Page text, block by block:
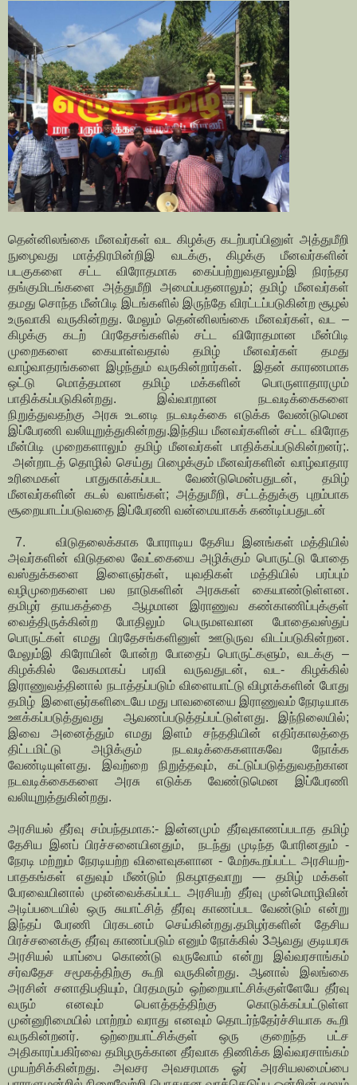
தென்னிலங்கை மீனவர்கள் வட கிழக்கு கடற்பரப்பினுள் அத்துமீறி
நுழைவது மாத்திரமின்றிஇ வடக்கு, கிழக்கு மீனவர்களின்
படகுகளை சட்ட விரோதமாக கைப்பற்றுவதாலும்இ நிரந்தர
தங்குமிடங்களை அத்துமீறி அமைப்பதனாலும்; தமிழ் மீனவர்கள்
தமது சொந்த மீன்பிடி இடங்களில் இருந்தே விரட்டப்படுகின்ற சூழல்
உருவாகி வருகின்றது. மேலும் தென்னிலங்கை மீனவர்கள், வட –
கிழக்கு கடற் பிரதேசங்களில் சட்ட விரோதமான மீன்பிடி
முறைகளை கையாள்வதால் தமிழ் மீனவர்கள் தமது
வாழ்வாதரங்களை இழந்தும் வருகின்றார்கள். இதன் காரணமாக
ஒட்டு மொத்தமான தமிழ் மக்களின் பொருளாதாரமும்
பாதிக்கப்படுகின்றது. இவ்வாறான நடவடிக்கைகளை
நிறுத்துவதற்கு அரசு உடனடி நடவடிக்கை எடுக்க வேண்டுமென
இப்பேரணி வலியுறுத்துகின்றது. இந்திய மீனவர்களின் சட்ட விரோத
மீன்பிடி முறைகளாலும் தமிழ் மீனவர்கள் பாதிக்கப்படுகின்றனர்;.
அன்றாடத் தொழில் செய்து பிழைக்கும் மீனவர்களின் வாழ்வாதார
உரிமைகள் பாதுகாக்கப்பட வேண்டுமென்பதுடன், தமிழ்
மீனவர்களின் கடல் வளங்கள்; அத்துமீறி, சட்டத்துக்கு புறம்பாக
சூறையாடப்படுவதை இப்பேரணி வன்மையாகக் கண்டிப்பதுடன்
7. விடுதலைக்காக போராடிய தேசிய இனங்கள் மத்தியில்
அவர்களின் விடுதலை வேட்கையை அழிக்கும் பொருட்டு போதை
வஸ்துக்களை இளைஞர்கள், யுவதிகள் மத்தியில் பரப்பும்
வழிமுறைகளை பல நாடுகளின் அரசுகள் கையாண்டுள்ளன.
தமிழர் தாயகத்தை ஆழமான இராணுவ கண்காணிப்புக்குள்
வைத்திருக்கின்ற போதிலும் பெருமளவான போதைவஸ்துப்
பொருட்கள் எமது பிரதேசங்களினுள் ஊடுருவ விடப்படுகின்றன.
மேலும்இ கிரோயின் போன்ற போதைப் பொருட்களும், வடக்கு –
கிழக்கில் வேகமாகப் பரவி வருவதுடன், வட- கிழக்கில்
இராணுவத்தினால் நடாத்தப்படும் விளையாட்டு விழாக்களின் போது
தமிழ் இளைஞர்களிடையே மது பாவனையை இராணுவம் நேரடியாக
ஊக்கப்படுத்துவது ஆவணப்படுத்தப்பட்டுள்ளது. இந்நிலையில்;
இவை அனைத்தும் எமது இளம் சந்ததியின் எதிர்காலத்தை
திட்டமிட்டு அழிக்கும் நடவடிக்கைகளாகவே நோக்க
வேண்டியுள்ளது. இவற்றை நிறுத்தவும், கட்டுப்படுத்துவதற்கான
நடவடிக்கைகளை அரசு எடுக்க வேண்டுமென இப்பேரணி
வலியுறுத்துகின்றது.
அரசியல் தீர்வு சம்பந்தமாக:- இன்னமும் தீர்வுகாணப்படாத தமிழ்
தேசிய இனப் பிரச்சனையினதும், நடந்து முடிந்த போரினதும் -
நேரடி மற்றும் நேரடியற்ற விளைவுகளான - மேற்கூறப்பட்ட அரசியற்-
பாதகங்கள் எதுவும் மீண்டும் நிகழாதவாறு — தமிழ் மக்கள்
பேரவையினால் முன்வைக்கப்பட்ட அரசியற் தீர்வு முன்மொழிவின்
அடிப்படையில் ஒரு சுயாட்சித் தீர்வு காணப்பட வேண்டும் என்று
இந்தப் பேரணி பிரகடனம் செய்கின்றது. தமிழர்களின் தேசிய
பிரச்சனைக்கு தீர்வு காணப்படும் எனும் நோக்கில் 3ஆவது குடியரசு
அரசியல் யாப்பை கொண்டு வருவோம் என்று இவ்வரசாங்கம்
சர்வதேச சமூகத்திற்கு கூறி வருகின்றது. ஆனால் இலங்கை
அரசின் சனாதிபதியும், பிரதமரும் ஒற்றையாட்சிக்குள்ளேயே தீர்வு
வரும் எனவும் பௌத்தத்திற்கு கொடுக்கப்பட்டுள்ள
முன்னுரிமையில் மாற்றம் வராது எனவும் தொடர்ந்தேர்ச்சியாக கூறி
வருகின்றனர். ஒற்றையாட்சிக்குள் ஒரு குறைந்த பட்ச
அதிகாரப்பகிர்வை தமிழருக்கான தீர்வாக திணிக்க இவ்வரசாங்கம்
முயற்சிக்கின்றது. அவசர அவசரமாக ஓர் அரசியலமைப்பை